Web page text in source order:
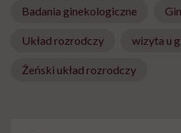
Badania ginekologiczne
Układ rozrodczy wizyta u
Żeński układ rozrodczy